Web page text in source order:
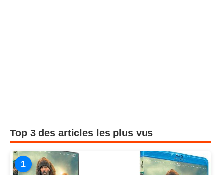
Top 3 des articles les plus vus
1